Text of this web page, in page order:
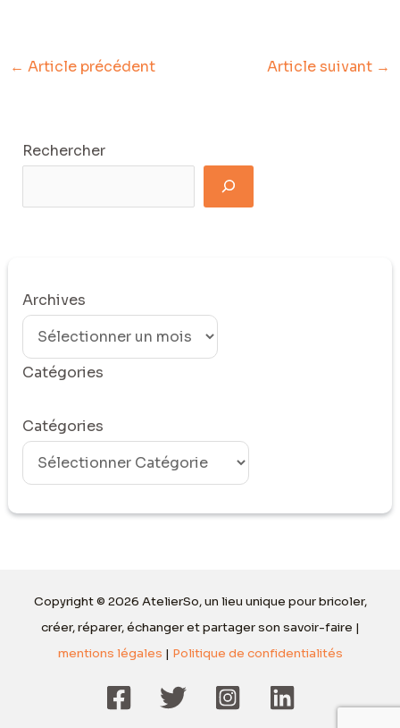
← Article précédent Article suivant →
Rechercher
Archives
Catégories
Catégories
Copyright © 2026 AtelierSo, un lieu unique pour bricoler,
créer, réparer, échanger et partager son savoir-faire |
mentions légales | Politique de confidentialités